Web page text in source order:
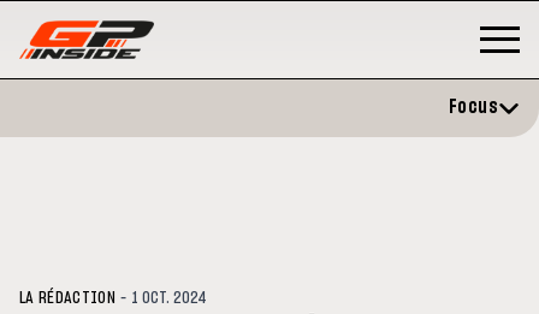
Focus
LA RÉDACTION - 1 OCT. 2024